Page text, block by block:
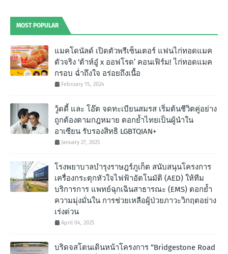
MOST POPULAR
แมคโดนัลด์ เปิดตัวพรีเซ็นเตอร์ แฟนไก่ทอดแมค
ตัวจริง ‘ต้าห์อู๋ x ออฟโรด’ คอนเฟิร์ม! ไก่ทอดแมค
กรอบ ฉํ่าถึงใจ อร่อยถึงเนื้อ
February 15, 2024
วู้ดดี้ และ โอ๊ต จดทะเบียนสมรส เริ่มต้นชีวิตคู่อย่าง
ถูกต้องตามกฎหมาย ตอกย้ำไทยเป็นผู้นำใน
อาเซียน รับรองสิทธิ LGBTQIAN+
January 27, 2025
โรงพยาบาลบำรุงราษฎร์ภูเก็ต สนับสนุนโครงการ
เครื่องกระตุกหัวใจไฟฟ้าอัตโนมัติ (AED) ให้ทีม
บริการการ แพทย์ฉุกเฉินสาธารณะ (EMS) ตอกย้ำ
ความมุ่งมั่นใน การช่วยเหลือผู้ป่วยภาวะวิกฤตอย่าง
เร่งด่วน
April 04, 2025
บริดจสโตนเดินหน้าโครงการ “Bridgestone Road